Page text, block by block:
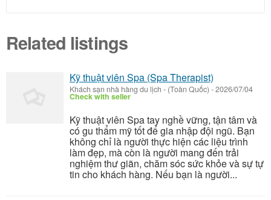
Related listings
Kỹ thuật viên Spa (Spa Therapist)
Khách sạn nhà hàng du lịch - (Toàn Quốc) -2026/07/04
Check with seller
Kỹ thuật viên Spa tay nghề vững, tận tâm và
có gu thẩm mỹ tốt để gia nhập đội ngũ. Bạn
không chỉ là người thực hiện các liệu trình
làm đẹp, mà còn là người mang đến trải
nghiệm thư giãn, chăm sóc sức khỏe và sự tự
tin cho khách hàng. Nếu bạn là người...